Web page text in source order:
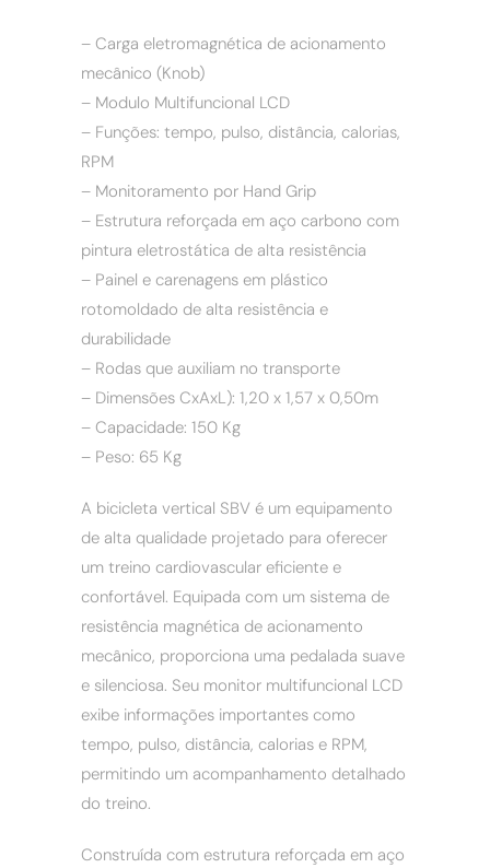
– Carga eletromagnética de acionamento
mecânico (Knob)
– Modulo Multifuncional LCD
– Funções: tempo, pulso, distância, calorias,
RPM
– Monitoramento por Hand Grip
– Estrutura reforçada em aço carbono com
pintura eletrostática de alta resistência
– Painel e carenagens em plástico
rotomoldado de alta resistência e
durabilidade
– Rodas que auxiliam no transporte
– Dimensões CxAxL): 1,20 x 1,57 x 0,50m
– Capacidade: 150 Kg
– Peso: 65 Kg
A bicicleta vertical SBV é um equipamento
de alta qualidade projetado para oferecer
um treino cardiovascular eficiente e
confortável. Equipada com um sistema de
resistência magnética de acionamento
mecânico, proporciona uma pedalada suave
e silenciosa. Seu monitor multifuncional LCD
exibe informações importantes como
tempo, pulso, distância, calorias e RPM,
permitindo um acompanhamento detalhado
do treino.
Construída com estrutura reforçada em aço